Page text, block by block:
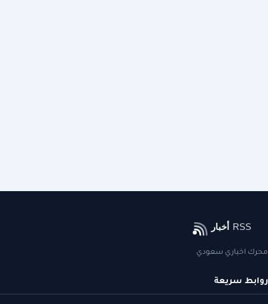
محرك اخباري سعودي
روابط سريعة